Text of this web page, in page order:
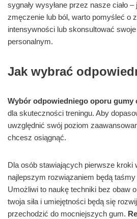
sygnały wysyłane przez nasze ciało
zmęczenie lub ból, warto pomyśleć o
intensywności lub skonsultować
personalnym.
Jak wybrać
Wybór odpowiedniego oporu gumy
dla skuteczności treningu. Aby
uwzględnić swój poziom
chcesz osiągnąć.
Dla osób stawiających pierwsze kroki
najlepszym rozwiązaniem będą
Umożliwi to naukę techniki bez obaw
twoja siła i umiejętności będą się
przechodzić do mocniejszych gum.